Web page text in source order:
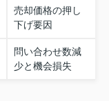
売却価格の押し
下げ要因
問い合わせ数減
少と機会損失